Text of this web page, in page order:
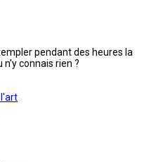
pendant des heures la
connais rien ?
l'art